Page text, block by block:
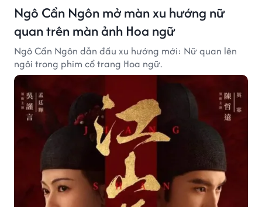
Ngô Cẩn Ngôn mở màn xu hướng nữ
quan trên màn ảnh Hoa ngữ
Ngô Cẩn Ngôn dẫn đầu xu hướng mới: Nữ quan lên
ngôi trong phim cổ trang Hoa ngữ.